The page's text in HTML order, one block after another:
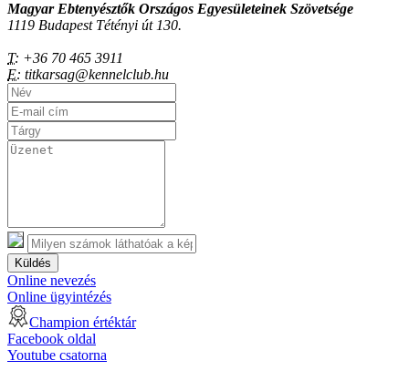
Magyar Ebtenyésztők Országos Egyesületeinek Szövetsége
1119 Budapest Tétényi út 130.
T: +36 70 465 3911
E: titkarsag@kennelclub.hu
Küldés
Online nevezés
Online ügyintézés
Champion értéktár
Facebook oldal
Youtube csatorna